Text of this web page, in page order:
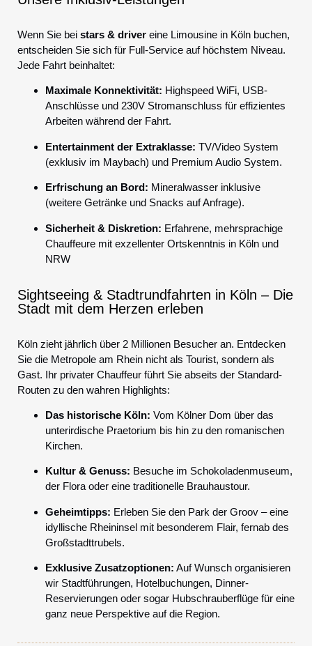
Wenn Sie bei stars & driver eine Limousine in Köln buchen,
entscheiden Sie sich für Full-Service auf höchstem Niveau.
Jede Fahrt beinhaltet:
Maximale Konnektivität: Highspeed WiFi, USB-
Anschlüsse und 230V Stromanschluss für effizientes
Arbeiten während der Fahrt.
Entertainment der Extraklasse: TV/Video System
(exklusiv im Maybach) und Premium Audio System.
Erfrischung an Bord: Mineralwasser inklusive
(weitere Getränke und Snacks auf Anfrage).
Sicherheit & Diskretion: Erfahrene, mehrsprachige
Chauffeure mit exzellenter Ortskenntnis in Köln und
NRW
Sightseeing & Stadtrundfahrten in Köln – Die
Stadt mit dem Herzen erleben
Köln zieht jährlich über 2 Millionen Besucher an. Entdecken
Sie die Metropole am Rhein nicht als Tourist, sondern als
Gast. Ihr privater Chauffeur führt Sie abseits der Standard-
Routen zu den wahren Highlights:
Das historische Köln: Vom Kölner Dom über das
unterirdische Praetorium bis hin zu den romanischen
Kirchen.
Kultur & Genuss: Besuche im Schokoladenmuseum,
der Flora oder eine traditionelle Brauhaustour.
Geheimtipps: Erleben Sie den Park der Groov – eine
idyllische Rheininsel mit besonderem Flair, fernab des
Großstadttrubels.
Exklusive Zusatzoptionen: Auf Wunsch organisieren
wir Stadtführungen, Hotelbuchungen, Dinner-
Reservierungen oder sogar Hubschrauberflüge für eine
ganz neue Perspektive auf die Region.